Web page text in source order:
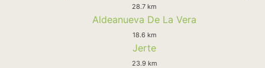
28.7 km
Aldeanueva De La Vera
18.6 km
Jerte
23.9 km